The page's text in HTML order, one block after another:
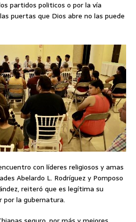
partidos politicos o por la vía
puertas que Dios abre no las puede
con líderes religiosos y amas
Abelardo L. Rodríguez y Pomposo
reiteró que es legítima su
por la gubernatura.